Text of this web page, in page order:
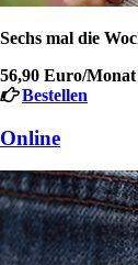
Sechs mal die
56,90 Euro/Monat
Bestellen
Online